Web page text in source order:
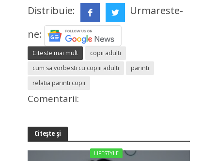
Distribuie:
Urmareste-
ne:
Citeste mai mult
copii adulti
cum sa vorbesti cu copiii adulti
parinti
relatia parinti copii
Comentarii:
Citește și
LIFESTYLE